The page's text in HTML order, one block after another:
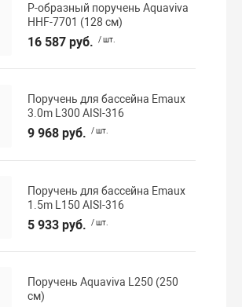
Р-образный поручень Aquaviva
HHF-7701 (128 см)
16 587 руб. / шт.
Поручень для бассейна Emaux
3.0m L300 AISI-316
9 968 руб. / шт.
Поручень для бассейна Emaux
1.5m L150 AISI-316
5 933 руб. / шт.
Поручень Aquaviva L250 (250
см)